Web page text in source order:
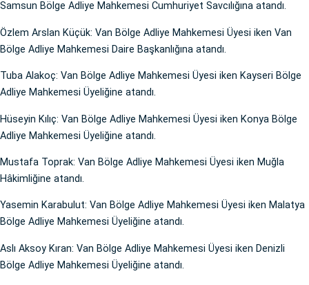
Samsun Bölge Adliye Mahkemesi Cumhuriyet Savcılığına atandı.
Özlem Arslan Küçük: Van Bölge Adliye Mahkemesi Üyesi iken Van
Bölge Adliye Mahkemesi Daire Başkanlığına atandı.
Tuba Alakoç: Van Bölge Adliye Mahkemesi Üyesi iken Kayseri Bölge
Adliye Mahkemesi Üyeliğine atandı.
Hüseyin Kılıç: Van Bölge Adliye Mahkemesi Üyesi iken Konya Bölge
Adliye Mahkemesi Üyeliğine atandı.
Mustafa Toprak: Van Bölge Adliye Mahkemesi Üyesi iken Muğla
Hâkimliğine atandı.
Yasemin Karabulut: Van Bölge Adliye Mahkemesi Üyesi iken Malatya
Bölge Adliye Mahkemesi Üyeliğine atandı.
Aslı Aksoy Kıran: Van Bölge Adliye Mahkemesi Üyesi iken Denizli
Bölge Adliye Mahkemesi Üyeliğine atandı.